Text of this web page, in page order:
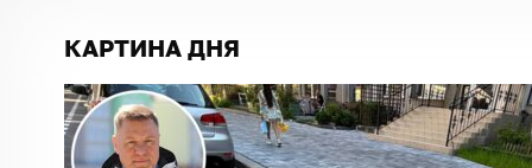
КАРТИНА ДНЯ